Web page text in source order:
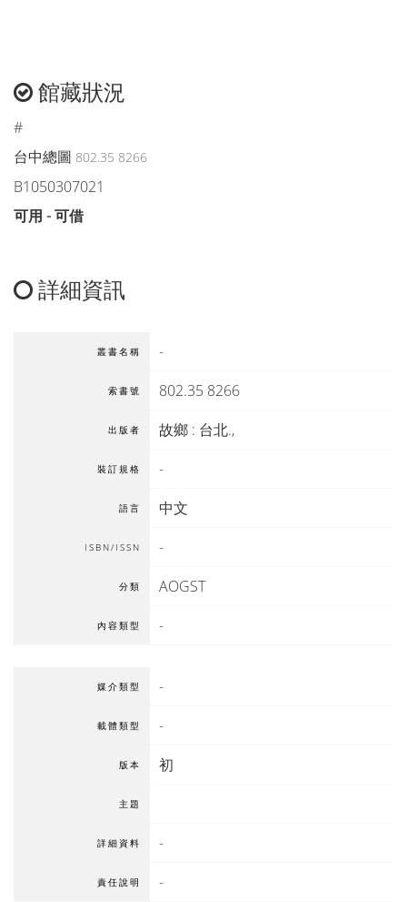
館藏狀況
#
台中總圖 802.35 8266
B1050307021
可用 - 可借
詳細資訊
叢書名稱 -
索書號 802.35 8266
出版者 故鄉 : 台北.,
裝訂規格 -
語言 中文
ISBN/ISSN -
分類 AOGST
內容類型 -
媒介類型 -
載體類型 -
版本 初
主題
詳細資料 -
責任說明 -